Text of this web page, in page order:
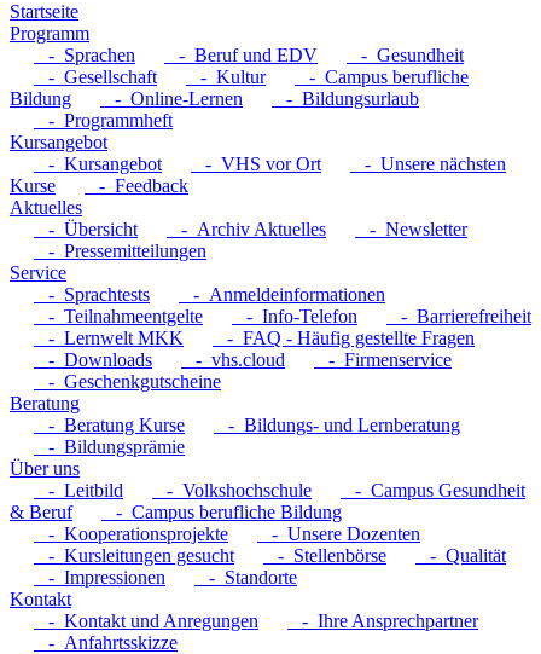
Startseite
Programm
- Sprachen
- Beruf und EDV
- Gesundheit
- Gesellschaft
- Kultur
- Campus berufliche
Bildung
- Online-Lernen
- Bildungsurlaub
- Programmheft
Kursangebot
- Kursangebot
- VHS vor Ort
- Unsere nächsten
Kurse
- Feedback
Aktuelles
- Übersicht
- Archiv Aktuelles
- Newsletter
- Pressemitteilungen
Service
- Sprachtests
- Anmeldeinformationen
- Teilnahmeentgelte
- Info-Telefon
- Barrierefreiheit
- Lernwelt MKK
- FAQ - Häufig gestellte Fragen
- Downloads
- vhs.cloud
- Firmenservice
- Geschenkgutscheine
Beratung
- Beratung Kurse
- Bildungs- und Lernberatung
- Bildungsprämie
Über uns
- Leitbild
- Volkshochschule
- Campus Gesundheit
& Beruf
- Campus berufliche Bildung
- Kooperationsprojekte
- Unsere Dozenten
- Kursleitungen gesucht
- Stellenbörse
- Qualität
- Impressionen
- Standorte
Kontakt
- Kontakt und Anregungen
- Ihre Ansprechpartner
- Anfahrtsskizze